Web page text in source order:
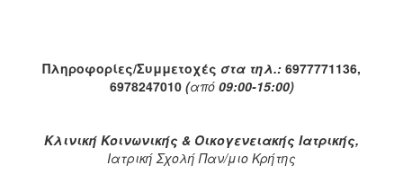
Πληροφορίες/Συμμετοχές στα τηλ.: 6977771136,
6978247010(από 09:00-15:00)
Κλινική Κοινωνικής & Οικογενειακής Ιατρικής,
Ιατρική Σχολή Παν/μιο Κρήτης